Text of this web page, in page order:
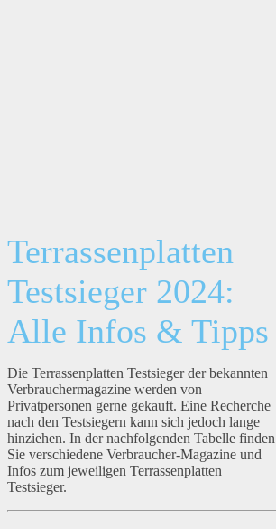
Terrassenplatten
Testsieger 2024:
Alle Infos & Tipps
Die Terrassenplatten Testsieger der bekannten
Verbrauchermagazine werden von
Privatpersonen gerne gekauft. Eine Recherche
nach den Testsiegern kann sich jedoch lange
hinziehen. In der nachfolgenden Tabelle finden
Sie verschiedene Verbraucher-Magazine und
Infos zum jeweiligen Terrassenplatten
Testsieger.